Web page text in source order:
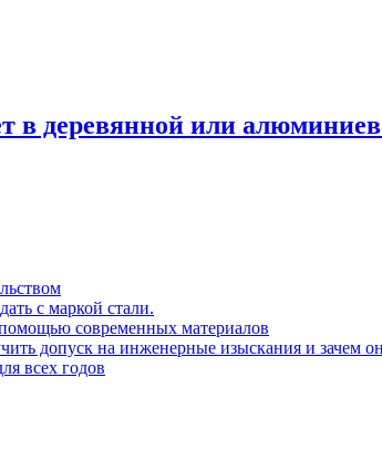
в деревянной или
с маркой стали.
современных материалов
допуск на инженерные изыскания и зачем
всех годов